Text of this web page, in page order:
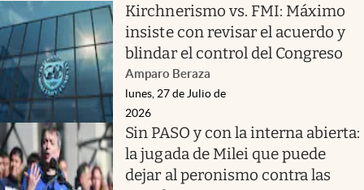
Kirchnerismo vs. FMI: Máximo
insiste con revisar el acuerdo y
blindar el control del Congreso
Amparo Beraza
lunes, 27 de Julio de
2026
Sin PASO y con la interna abierta:
la jugada de Milei que puede
dejar al peronismo contra las